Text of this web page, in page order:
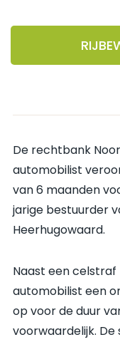
De rechtbank
automobilist
van 6 maanden
jarige bestuurder
Heerhugowaard.
Naast een
automobilist een
op voor de duur
voorwaardelijk. De